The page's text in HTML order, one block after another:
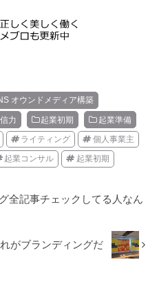
オウンドメディア構築
力 起業初期 起業準備
ライティング 個人事業主
起業コンサル 起業初期
全記事チェックしてる人なん
がブランディングだ